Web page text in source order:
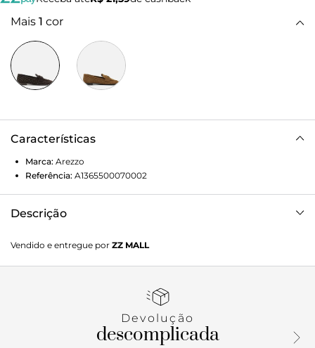
Mais 1 cor
Características
Marca: Arezzo
Referência: A1365500070002
Descrição
Vendido e entregue por ZZ MALL
Devolução
descomplicada